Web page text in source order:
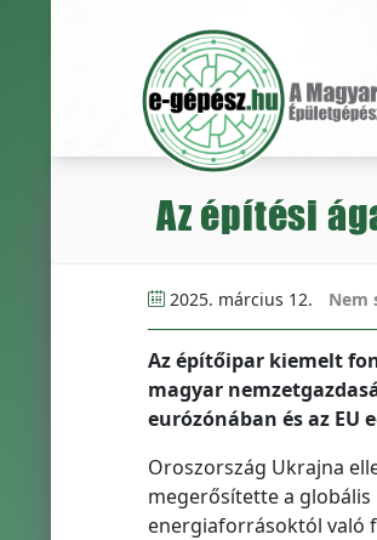
Az építési
2025. március 12. Nem
Az építőipar kiemelt
magyar
eurózónában és az EU
Oroszország Ukrajna
megerősítette a globális
energiaforrásoktól való